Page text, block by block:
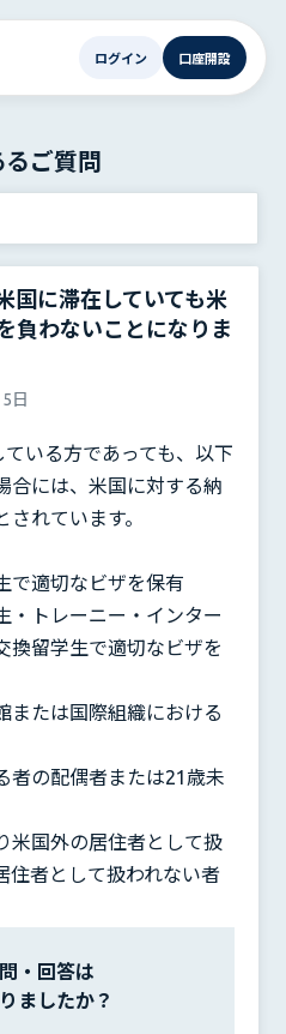
ログイン 口座開設
ご質問
国に滞在していても米
負わないことになりま
日
いる方であっても、以下
合には、米国に対する納
れています。
適切なビザを保有
トレーニー・インター
換留学生で適切なビザを
たは国際組織における
の配偶者または21歳未
国外の居住者として扱
住者として扱われない者
・回答は
ましたか？